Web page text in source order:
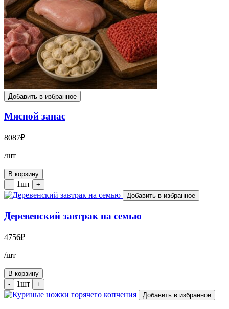
Добавить в избранное
Мясной запас
8087₽
/шт
В корзину
-
1шт
+
Добавить в избранное
Деревенский завтрак на семью
4756₽
/шт
В корзину
-
1шт
+
Добавить в избранное